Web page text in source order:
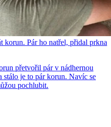
korun. Pár ho natřel, přidal prkna
přetvořil pár v nádhernou
je to pár korun. Navíc se
pochlubit.